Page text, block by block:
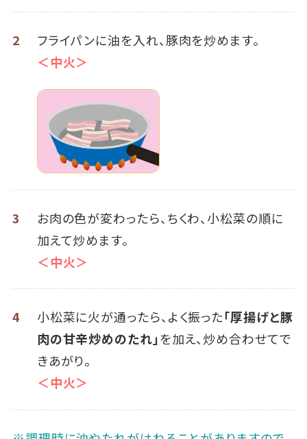
2
フライパンに油を入れ、豚肉を炒めます。
＜中火＞
3
お肉の色が変わったら、ちくわ、小松菜の順に
加えて炒めます。
＜中火＞
4 小松菜に火が通ったら、よく振った「厚揚げと豚
肉の甘辛炒めのたれ」を加え、炒め合わせてで
きあがり。
＜中火＞